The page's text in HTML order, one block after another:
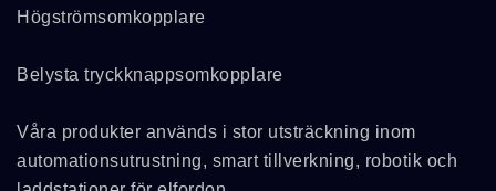
Högströmsomkopplare
Belysta tryckknappsomkopplare
Våra produkter används i stor utsträckning inom
automationsutrustning, smart tillverkning, robotik och